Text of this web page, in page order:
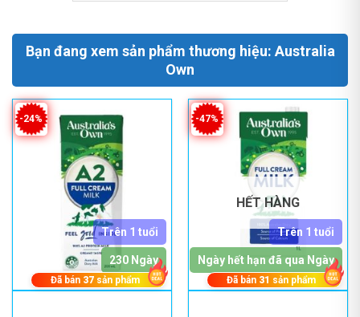
Bạn đang xem sản phẩm thương hiệu: Australia
Own
-24%
Trên 1 tuổi
230 Ngày
Đã bán 37sản phẩm
-47%
HẾT HÀNG
Trên 1 tuổi
Ngày hết hạn đã qua Ngày
Đã bán 31 sản phẩm